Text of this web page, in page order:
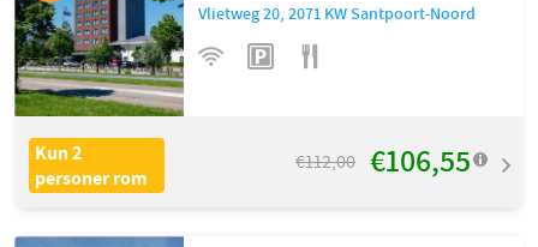
Vlietweg 20,2071 KWSantpoort-Noord
Kun 2
personer rom
€112,00 €106,55